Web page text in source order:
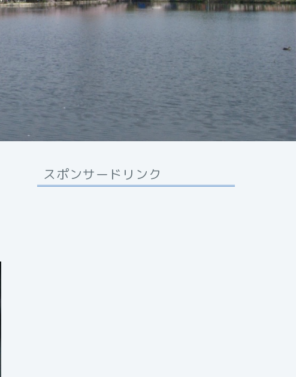
スポンサードリンク